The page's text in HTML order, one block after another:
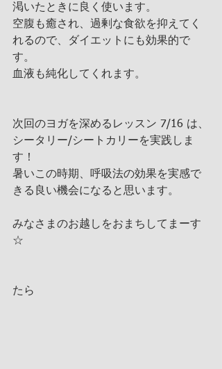
渇いたときに良く使います。
空腹も癒され、過剰な食欲を抑えてく
れるので、ダイエットにも効果的で
す。
血液も純化してくれます。
次回のヨガを深めるレッスン 7/16 は、
シータリー/シートカリーを実践しま
す！
暑いこの時期、呼吸法の効果を実感で
きる良い機会になると思います。
みなさまのお越しをおまちしてまーす
☆
たら